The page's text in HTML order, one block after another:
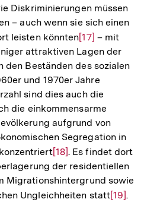
Auflösung
der
Fußnote
Diskriminierungen müssen
– auch wenn sie sich einen
leisten könntenZur
Auflösung
der
Fußnote
[17] – mit
attraktiven Lagen der
Beständen des sozialen
und 1970er Jahre
sind dies auch die
die einkommensarme
aufgrund von
Segregation in
Zur
Auflösung
der
Fußnote
[18]. Es findet dort
der residentiellen
Migrationshintergrund sowie
Ungleichheiten stattZur
[19].